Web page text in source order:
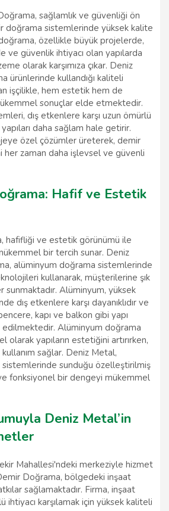
sağlamlık ve güvenliği ön
doğrama sistemlerinde yüksek kalite
özellikle büyük projelerde,
ve güvenlik ihtiyacı olan yapılarda
olarak karşımıza çıkar. Deniz
ürünlerinde kullandığı kaliteli
işçilikle, hem estetik hem de
sonuçlar elde etmektedir.
dış etkenlere karşı uzun ömürlü
daha sağlam hale getirir.
özel çözümler üreterek, demir
zaman daha işlevsel ve güvenli
Hafif ve Estetik
hafifliği ve estetik görünümü ile
bir tercih sunar. Deniz
alüminyum doğrama sistemlerinde
kullanarak, müşterilerine şık
sunmaktadır. Alüminyum, yüksek
dış etkenlere karşı dayanıklıdır ve
kapı ve balkon gibi yapı
edilmektedir. Alüminyum doğrama
olarak yapıların estetiğini artırırken,
sağlar. Deniz Metal,
sunduğu özelleştirilmiş
fonksiyonel bir dengeyi mükemmel
Deniz Metal’in
Mahallesi'ndeki merkeziyle hizmet
Doğrama, bölgedeki inşaat
sağlamaktadır. Firma, inşaat
ihtiyacı karşılamak için yüksek kaliteli